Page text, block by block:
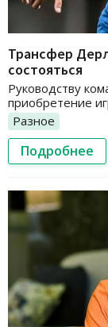
Трансфер
состояться
Руководству
приобретение
Разное
Подробнее